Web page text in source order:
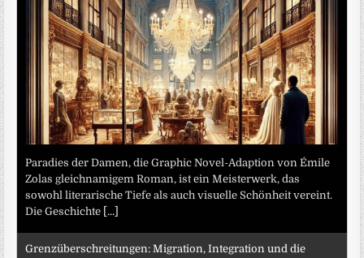
Paradies der Damen, die Graphic Novel-Adaption von Émile
Zolas gleichnamigem Roman, ist ein Meisterwerk, das
sowohl literarische Tiefe als auch visuelle Schönheit vereint.
Die Geschichte [...]
Grenzüberschreitungen: Migration, Integration und die